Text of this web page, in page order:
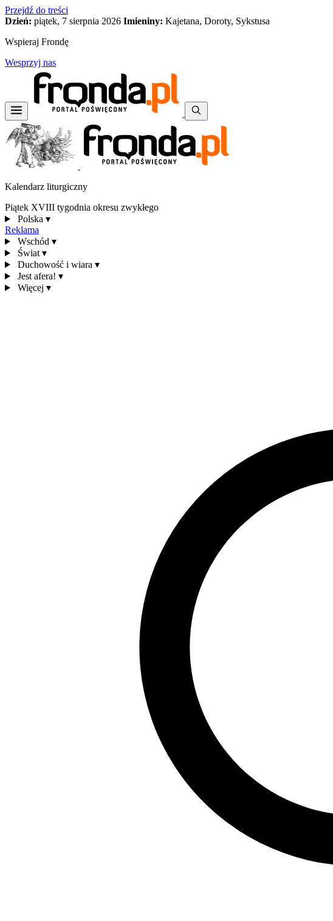
Przejdź do treści
Dzień: piątek, 7 sierpnia 2026 Imieniny: Kajetana, Doroty, Sykstusa
Wspieraj Frondę
Wesprzyj nas
Kalendarz liturgiczny
Piątek XVIII tygodnia okresu zwykłego
Polska ▾
Reklama
Wschód ▾
Świat ▾
Duchowość i wiara ▾
Jest afera! ▾
Więcej ▾